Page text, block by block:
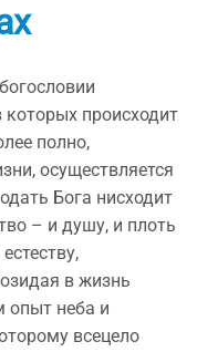
происходит
полно,
осуществляется
Бога нисходит
– и душу, и плоть
в жизнь
опыт неба и
всецело